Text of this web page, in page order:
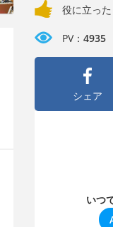
役に立った
PV： 4935
シェア
いつ